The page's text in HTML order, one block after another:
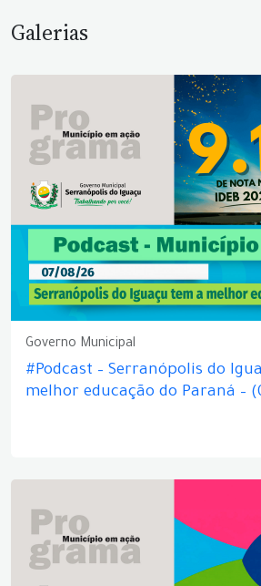
Galerias
Governo Municipal
#Podcast – Serranópolis do
melhor educação do Paraná –